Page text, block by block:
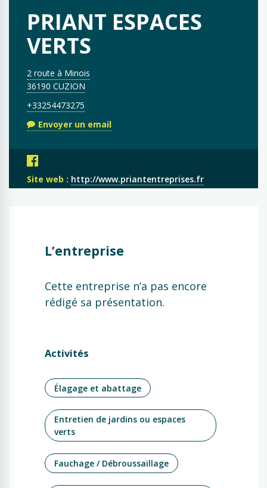
PRIANT ESPACES
VERTS
2 route à Minois
36190 CUZION
+33254473275
Envoyer un email
Site web : http://www.priantentreprises.fr
L’entreprise
Cette entreprise n’a pas encore
rédigé sa présentation.
Activités
Élagage et abattage
Entretien de jardins ou espaces
verts
Fauchage / Débroussaillage